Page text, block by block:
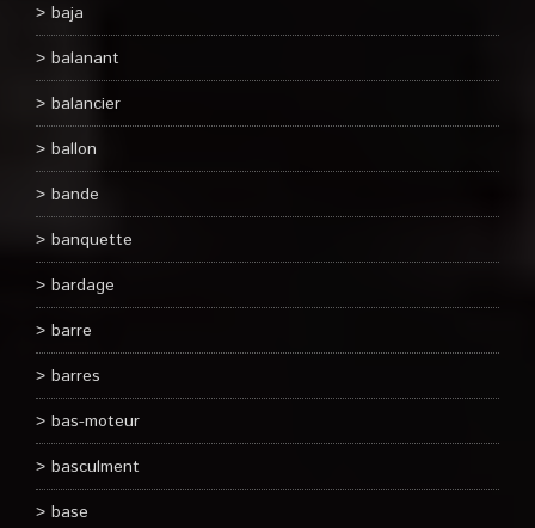
baja
balanant
balancier
ballon
bande
banquette
bardage
barre
barres
bas-moteur
basculment
base